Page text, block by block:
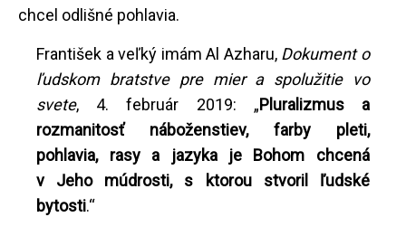
chcel odlišné pohlavia.
František a veľký imám Al Azharu, Dokument o
ľudskom bratstve pre mier a spolužitie vo
svete, 4. február 2019: „Pluralizmus a
rozmanitosť náboženstiev, farby pleti,
pohlavia, rasy a jazyka je Bohom chcená
v Jeho múdrosti, s ktorou stvoril ľudské
bytosti.“